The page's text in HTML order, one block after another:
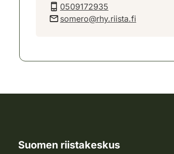
0509172935
somero@rhy.riista.fi
Suomen riistakeskus